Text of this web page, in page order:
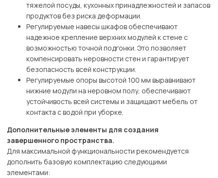
тяжелой посуды, кухонных принадлежностей и запасов
продуктов без риска деформации.
Регулируемые навесы шкафов обеспечивают
надежное крепление верхних модулей к стене с
возможностью точной подгонки. Это позволяет
компенсировать неровности стен и гарантирует
безопасность всей конструкции.
Регулируемые опоры высотой 100 мм выравнивают
нижние модули на неровном полу, обеспечивают
устойчивость всей системы и защищают мебель от
контакта с водой при уборке.
Дополнительные элементы для создания
завершенного пространства.
Для максимальной функциональности рекомендуется
дополнить базовую комплектацию следующими
элементами: